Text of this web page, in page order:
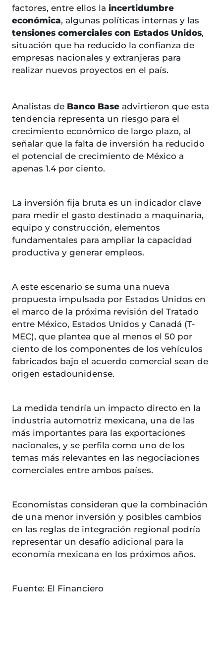
factores, entre ellos la incertidumbre
económica, algunas políticas internas y las
tensiones comerciales con Estados Unidos,
situación que ha reducido la confianza de
empresas nacionales y extranjeras para
realizar nuevos proyectos en el país.
Analistas de Banco Base advirtieron que esta
tendencia representa un riesgo para el
crecimiento económico de largo plazo, al
señalar que la falta de inversión ha reducido
el potencial de crecimiento de México a
apenas 1.4 por ciento.
La inversión fija bruta es un indicador clave
para medir el gasto destinado a maquinaria,
equipo y construcción, elementos
fundamentales para ampliar la capacidad
productiva y generar empleos.
A este escenario se suma una nueva
propuesta impulsada por Estados Unidos en
el marco de la próxima revisión del Tratado
entre México, Estados Unidos y Canadá (T-
MEC), que plantea que al menos el 50 por
ciento de los componentes de los vehículos
fabricados bajo el acuerdo comercial sean de
origen estadounidense.
La medida tendría un impacto directo en la
industria automotriz mexicana, una de las
más importantes para las exportaciones
nacionales, y se perfila como uno de los
temas más relevantes en las negociaciones
comerciales entre ambos países.
Economistas consideran que la combinación
de una menor inversión y posibles cambios
en las reglas de integración regional podría
representar un desafío adicional para la
economía mexicana en los próximos años.
Fuente: El Financiero